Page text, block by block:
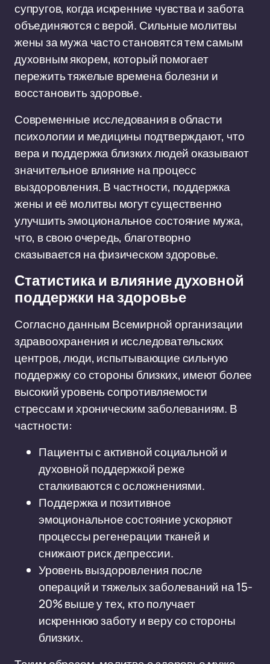
супругов, когда искренние чувства и забота
объединяются с верой. Сильные молитвы
жены за мужа часто становятся тем самым
духовным якорем, который помогает
пережить тяжелые времена болезни и
восстановить здоровье.
Современные исследования в области
психологии и медицины подтверждают, что
вера и поддержка близких людей оказывают
значительное влияние на процесс
выздоровления. В частности, поддержка
жены и её молитвы могут существенно
улучшить эмоциональное состояние мужа,
что, в свою очередь, благотворно
сказывается на физическом здоровье.
Статистика и влияние духовной
поддержки на здоровье
Согласно данным Всемирной организации
здравоохранения и исследовательских
центров, люди, испытывающие сильную
поддержку со стороны близких, имеют более
высокий уровень сопротивляемости
стрессам и хроническим заболеваниям. В
частности:
Пациенты с активной социальной и
духовной поддержкой реже
сталкиваются с осложнениями.
Поддержка и позитивное
эмоциональное состояние ускоряют
процессы регенерации тканей и
снижают риск депрессии.
Уровень выздоровления после
операций и тяжелых заболеваний на 15-
20% выше у тех, кто получает
искреннюю заботу и веру со стороны
близких.